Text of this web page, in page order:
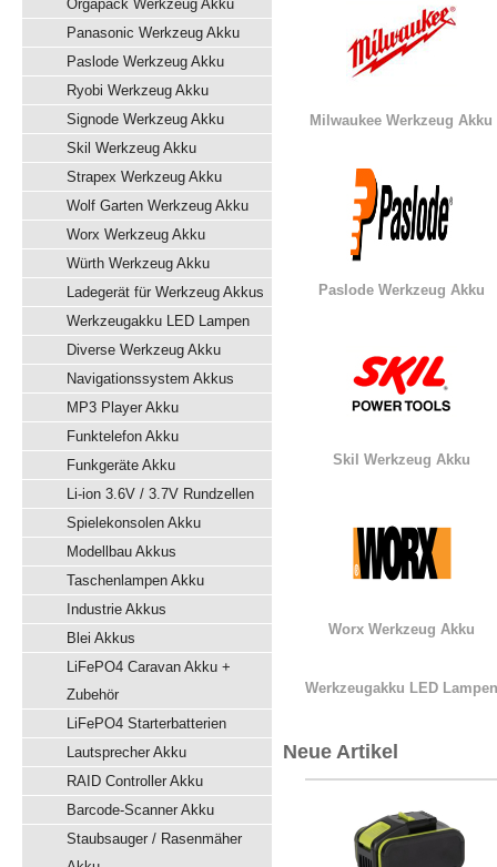
Orgapack Werkzeug Akku
Panasonic Werkzeug Akku
Paslode Werkzeug Akku
Ryobi Werkzeug Akku
Signode Werkzeug Akku
Skil Werkzeug Akku
Strapex Werkzeug Akku
Wolf Garten Werkzeug Akku
Worx Werkzeug Akku
Würth Werkzeug Akku
Ladegerät für Werkzeug Akkus
Werkzeugakku LED Lampen
Diverse Werkzeug Akku
Navigationssystem Akkus
MP3 Player Akku
Funktelefon Akku
Funkgeräte Akku
Li-ion 3.6V / 3.7V Rundzellen
Spielekonsolen Akku
Modellbau Akkus
Taschenlampen Akku
Industrie Akkus
Blei Akkus
LiFePO4 Caravan Akku +
Zubehör
LiFePO4 Starterbatterien
Lautsprecher Akku
RAID Controller Akku
Barcode-Scanner Akku
Staubsauger / Rasenmäher
Milwaukee Werkzeug Akku
Paslode Werkzeug Akku
Skil Werkzeug Akku
Worx Werkzeug Akku
Werkzeugakku LED Lampen
Neue Artikel